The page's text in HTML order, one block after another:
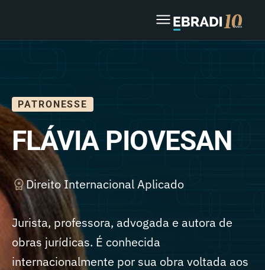
PATRONESSE
FLÁVIA PIOVESAN
Direito Internacional Aplicado
Jurista, professora, advogada e autora de
obras jurídicas. É conhecida
internacionalmente por sua obra voltada aos